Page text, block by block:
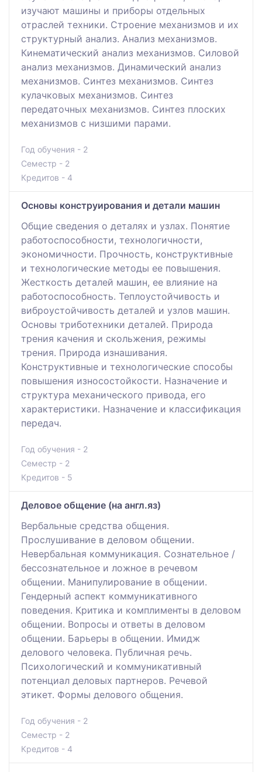
изучают машины и приборы отдельных
отраслей техники. Строение механизмов и их
структурный анализ. Анализ механизмов.
Кинематический анализ механизмов. Силовой
анализ механизмов. Динамический анализ
механизмов. Синтез механизмов. Синтез
кулачковых механизмов. Синтез
передаточных механизмов. Синтез плоских
механизмов с низшими парами.
Год обучения - 2
Семестр - 2
Кредитов - 4
Основы конструирования и детали машин
Общие сведения о деталях и узлах. Понятие
работоспособности, технологичности,
экономичности. Прочность, конструктивные
и технологические методы ее повышения.
Жесткость деталей машин, ее влияние на
работоспособность. Теплоустойчивость и
виброустойчивость деталей и узлов машин.
Основы триботехники деталей. Природа
трения качения и скольжения, режимы
трения. Природа изнашивания.
Конструктивные и технологические способы
повышения износостойкости. Назначение и
структура механического привода, его
характеристики. Назначение и классификация
передач.
Год обучения - 2
Семестр - 2
Кредитов - 5
Деловое общение (на англ.яз)
Вербальные средства общения.
Прослушивание в деловом общении.
Невербальная коммуникация. Сознательное /
бессознательное и ложное в речевом
общении. Манипулирование в общении.
Гендерный аспект коммуникативного
поведения. Критика и комплименты в деловом
общении. Вопросы и ответы в деловом
общении. Барьеры в общении. Имидж
делового человека. Публичная речь.
Психологический и коммуникативный
потенциал деловых партнеров. Речевой
этикет. Формы делового общения.
Год обучения - 2
Семестр - 2
Кредитов - 4